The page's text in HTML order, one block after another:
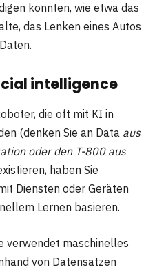
konnten, wie etwa das
das Lenken eines Autos
intelligence
die oft mit KI in
(denken Sie an Data aus
oder den T-800 aus
haben Sie
Diensten oder Geräten
Lernen basieren.
verwendet maschinelles
von Datensätzen